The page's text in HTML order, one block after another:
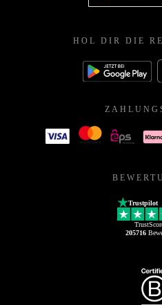
HOL DIR DIE
Trustpilot
205716